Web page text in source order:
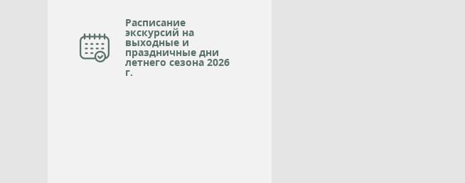
Расписание
экскурсий на
выходные и
праздничные дни
летнего сезона 2026
г.